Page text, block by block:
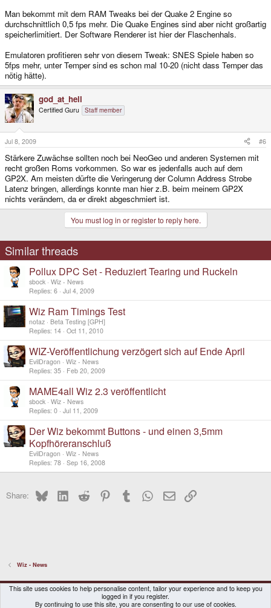
Man bekommt mit dem RAM Tweaks bei der Quake 2 Engine so
durchschnittlich 0,5 fps mehr. Die Quake Engines sind aber nicht großartig
speicherlimitiert. Der Software Renderer ist hier der Flaschenhals.
Emulatoren profitieren sehr von diesem Tweak: SNES Spiele haben so
5fps mehr, unter Temper sind es schon mal 10-20 (nicht dass Temper das
nötig hätte).
god_at_hell
Certified Guru Staff member
Jul 8, 2009 #6
Stärkere Zuwächse sollten noch bei NeoGeo und anderen Systemen mit
recht großen Roms vorkommen. So war es jedenfalls auch auf dem
GP2X. Am meisten dürfte die Veringerung der Column Address Strobe
Latenz bringen, allerdings konnte man hier z.B. beim meinem GP2X
nichts verändern, da er direkt abgeschmiert ist.
You must log in or register to reply here.
Similar threads
Pollux DPC Set - Reduziert Tearing und Ruckeln
sbock Wiz - News
Replies 6 Jul 4, 2009
Wiz Ram Timings Test
notaz
Beta Testing [GPH]
Replies 14 Oct 11, 2010
WIZ-Veröffentlichung verzögert sich auf Ende April
EvilDragon
Wiz - News
Replies 35 Feb 20, 2009
MAME4all Wiz 2.3 veröffentlicht
sbock Wiz - News
Replies 0 Jul 11, 2009
Der Wiz bekommt Buttons - und einen 3,5mm
Kopfhöreranschluß
EvilDragon
Wiz - News
Replies 78 Sep 16, 2008
Share: BlueskyLinkedInReddit PinterestTumblr WhatsApp
EmailLink
Wiz - News
DragonBox Pyra
English (US)
Contact us
Terms and rules Privacy policy Help Home
This site uses cookies to help personalise content, tailor your experience and to keep you
logged in if you register.
By continuing to use this site, you are consenting to our use of cookies.